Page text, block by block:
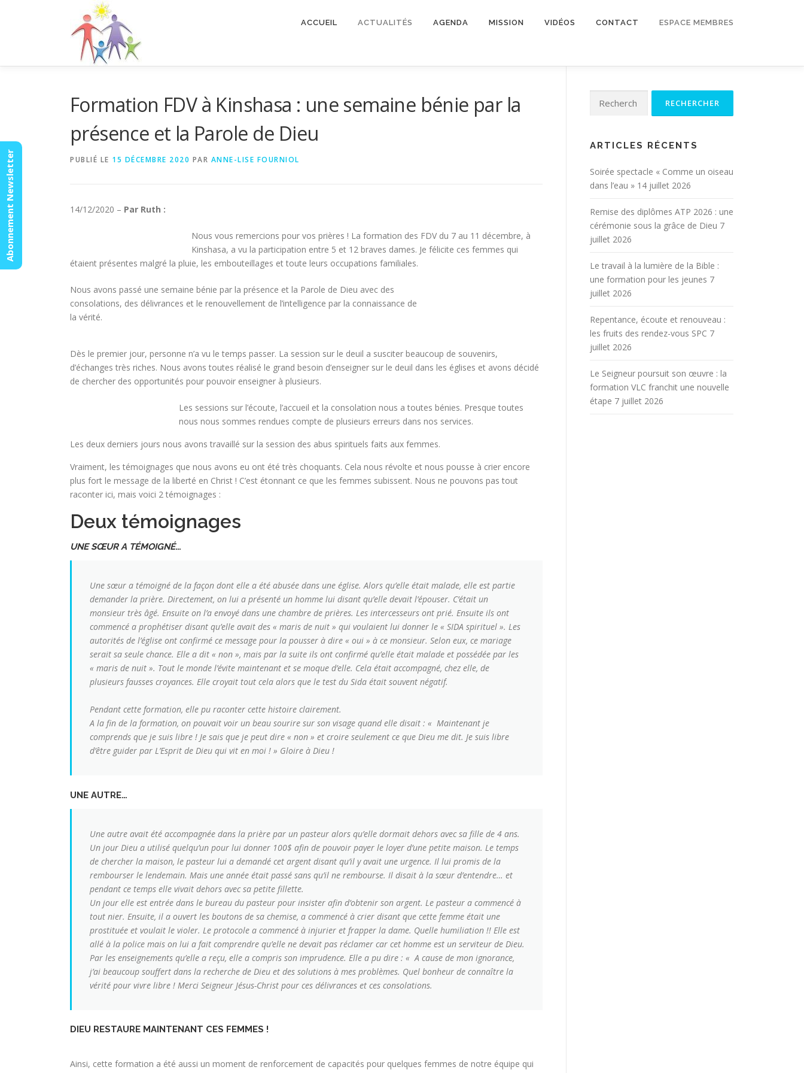
ACCUEIL ACTUALITÉS AGENDA MISSION VIDÉOS CONTACT ESPACE MEMBRES
Formation FDV à Kinshasa : une semaine bénie par la
présence et la Parole de Dieu
PUBLIÉ LE 15 DÉCEMBRE 2020 PAR ANNE-LISE FOURNIOL
14/12/2020 – Par Ruth :
Nous vous remercions pour vos prières ! La formation des FDV du 7 au 11 décembre, à
Kinshasa, a vu la participation entre 5 et 12 braves dames. Je félicite ces femmes qui
étaient présentes malgré la pluie, les embouteillages et toute leurs occupations familiales.
Nous avons passé une semaine bénie par la présence et la Parole de Dieu avec des
consolations, des délivrances et le renouvellement de l’intelligence par la connaissance de
la vérité.
Dès le premier jour, personne n’a vu le temps passer. La session sur le deuil a susciter beaucoup de souvenirs,
d’échanges très riches. Nous avons toutes réalisé le grand besoin d’enseigner sur le deuil dans les églises et avons décidé
de chercher des opportunités pour pouvoir enseigner à plusieurs.
Les sessions sur l’écoute, l’accueil et la consolation nous a toutes bénies. Presque toutes
nous nous sommes rendues compte de plusieurs erreurs dans nos services.
Les deux derniers jours nous avons travaillé sur la session des abus spirituels faits aux femmes.
Vraiment, les témoignages que nous avons eu ont été très choquants. Cela nous révolte et nous pousse à crier encore
plus fort le message de la liberté en Christ ! C’est étonnant ce que les femmes subissent. Nous ne pouvons pas tout
raconter ici, mais voici 2 témoignages :
Deux témoignages
UNE SŒUR A TÉMOIGNÉ…
Une sœur a témoigné de la façon dont elle a été abusée dans une église. Alors qu’elle était malade, elle est partie
demander la prière. Directement, on lui a présenté un homme lui disant qu’elle devait l’épouser. C’était un
monsieur très âgé. Ensuite on l’a envoyé dans une chambre de prières. Les intercesseurs ont prié. Ensuite ils ont
commencé a prophétiser disant qu’elle avait des « maris de nuit » qui voulaient lui donner le « SIDA spirituel ». Les
autorités de l’église ont confirmé ce message pour la pousser à dire « oui » à ce monsieur. Selon eux, ce mariage
serait sa seule chance. Elle a dit « non », mais par la suite ils ont confirmé qu’elle était malade et possédée par les
« maris de nuit ». Tout le monde l’évite maintenant et se moque d’elle. Cela était accompagné, chez elle, de
plusieurs fausses croyances. Elle croyait tout cela alors que le test du Sida était souvent négatif.
Pendant cette formation, elle pu raconter cette histoire clairement.
A la fin de la formation, on pouvait voir un beau sourire sur son visage quand elle disait : « Maintenant je
comprends que je suis libre ! Je sais que je peut dire « non » et croire seulement ce que Dieu me dit. Je suis libre
d’être guider par L’Esprit de Dieu qui vit en moi ! » Gloire à Dieu !
UNE AUTRE…
Une autre avait été accompagnée dans la prière par un pasteur alors qu’elle dormait dehors avec sa fille de 4 ans.
Un jour Dieu a utilisé quelqu’un pour lui donner 100$ afin de pouvoir payer le loyer d’une petite maison. Le temps
de chercher la maison, le pasteur lui a demandé cet argent disant qu’il y avait une urgence. Il lui promis de la
rembourser le lendemain. Mais une année était passé sans qu’il ne rembourse. Il disait à la sœur d’entendre… et
pendant ce temps elle vivait dehors avec sa petite fillette.
Un jour elle est entrée dans le bureau du pasteur pour insister afin d’obtenir son argent. Le pasteur a commencé à
tout nier. Ensuite, il a ouvert les boutons de sa chemise, a commencé à crier disant que cette femme était une
prostituée et voulait le violer. Le protocole a commencé à injurier et frapper la dame. Quelle humiliation !! Elle est
allé à la police mais on lui a fait comprendre qu’elle ne devait pas réclamer car cet homme est un serviteur de Dieu.
Par les enseignements qu’elle a reçu, elle a compris son imprudence. Elle a pu dire : « A cause de mon ignorance,
j’ai beaucoup souffert dans la recherche de Dieu et des solutions à mes problèmes. Quel bonheur de connaître la
vérité pour vivre libre ! Merci Seigneur Jésus-Christ pour ces délivrances et ces consolations.
DIEU RESTAURE MAINTENANT CES FEMMES !
Ainsi, cette formation a été aussi un moment de renforcement de capacités pour quelques femmes de notre équipe qui
ARTICLES RÉCENTS
Soirée spectacle « Comme un oiseau
dans l’eau » 14 juillet 2026
Remise des diplômes ATP 2026 : une
cérémonie sous la grâce de Dieu 7
juillet 2026
Le travail à la lumière de la Bible :
une formation pour les jeunes 7
juillet 2026
Repentance, écoute et renouveau :
les fruits des rendez-vous SPC 7
juillet 2026
Le Seigneur poursuit son œuvre : la
formation VLC franchit une nouvelle
étape 7 juillet 2026
Abonnement Newsletter